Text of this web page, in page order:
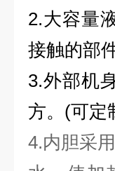
2.大容量
接触的部
3.外部机
方。(可定
4.内胆采